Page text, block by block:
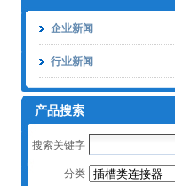
企业新闻
行业新闻
产品搜索
搜索关键字
分类